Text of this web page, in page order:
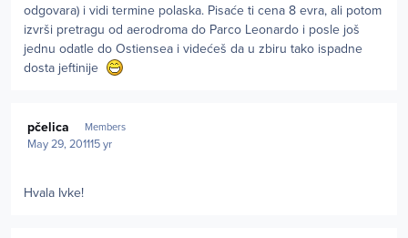
odgovara) i vidi termine polaska. Pisaće ti cena 8 evra, ali potom
izvrši pretragu od aerodroma do Parco Leonardo i posle još
jednu odatle do Ostiensea i videćeš da u zbiru tako ispadne
dosta jeftinije
pčelica Members
May 29, 201115 yr
Hvala Ivke!